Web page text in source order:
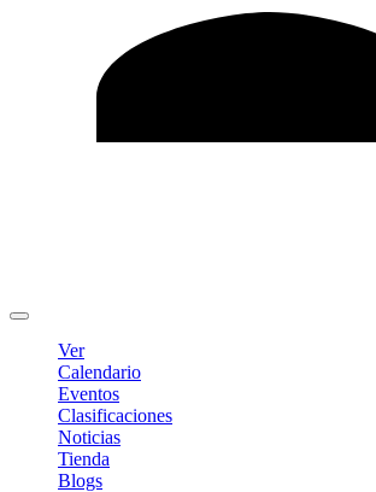
Ver
Calendario
Eventos
Clasificaciones
Noticias
Tienda
Blogs